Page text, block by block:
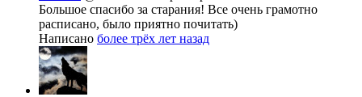
Большое спасибо за старания! Все очень грамотно
расписано, было приятно почитать)
Написано более трёх лет назад